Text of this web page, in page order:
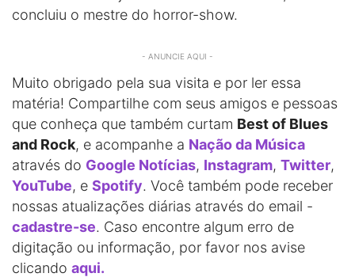
concluiu o mestre do horror-show.
- ANUNCIE AQUI -
Muito obrigado pela sua visita e por ler essa
matéria! Compartilhe com seus amigos e pessoas
que conheça que também curtam Best of Blues
and Rock, e acompanhe a Nação da Música
através do Google Notícias, Instagram, Twitter,
YouTube, e Spotify. Você também pode receber
nossas atualizações diárias através do email -
cadastre-se. Caso encontre algum erro de
digitação ou informação, por favor nos avise
clicando aqui.